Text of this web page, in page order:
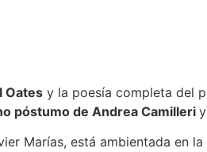
Oates y la poesía completa del
póstumo de Andrea Camilleri
Marías, está ambientada en